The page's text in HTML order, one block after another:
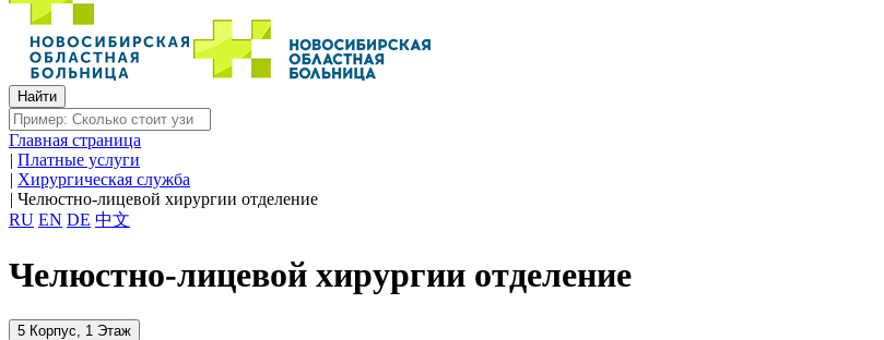
Главная страница
| Платные услуги
| Хирургическая служба
| Челюстно-лицевой хирургии отделение
RU EN DE 中文
Челюстно-лицевой хирургии отделение
5 Корпус, 1 Этаж